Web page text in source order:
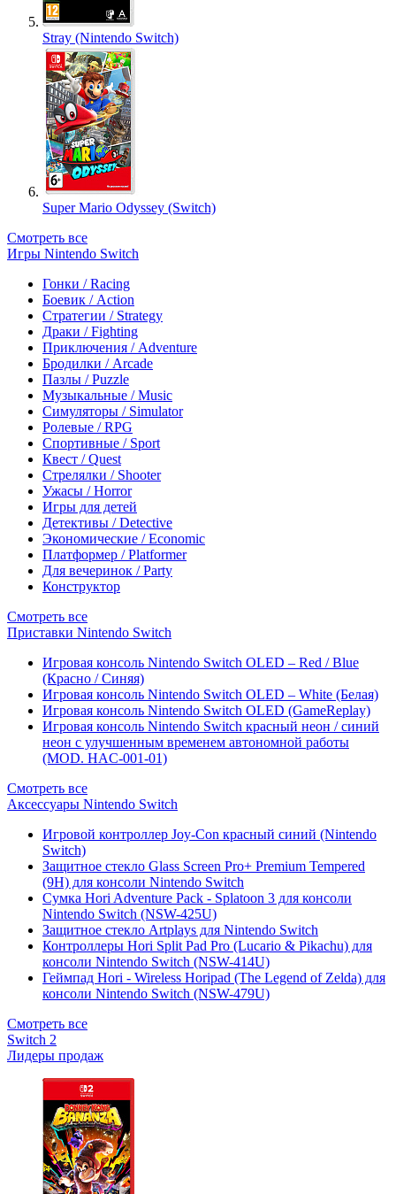
Stray (Nintendo Switch)
Super Mario Odyssey (Switch)
Смотреть все
Игры Nintendo Switch
Гонки / Racing
Боевик / Action
Стратегии / Strategy
Драки / Fighting
Приключения / Adventure
Бродилки / Arcade
Пазлы / Puzzle
Музыкальные / Music
Симуляторы / Simulator
Ролевые / RPG
Спортивные / Sport
Квест / Quest
Стрелялки / Shooter
Ужасы / Horror
Игры для детей
Детективы / Detective
Экономические / Economic
Платформер / Platformer
Для вечеринок / Party
Конструктор
Смотреть все
Приставки Nintendo Switch
Игровая консоль Nintendo Switch OLED – Red / Blue
(Красно / Синяя)
Игровая консоль Nintendo Switch OLED – White (Белая)
Игровая консоль Nintendo Switch OLED (GameReplay)
Игровая консоль Nintendo Switch красный неон / синий
неон с улучшенным временем автономной работы
(MOD. HAC-001-01)
Смотреть все
Аксессуары Nintendo Switch
Игровой контроллер Joy-Con красный синий (Nintendo
Switch)
Защитное стекло Glass Screen Pro+ Premium Tempered
(9H) для консоли Nintendo Switch
Сумка Hori Adventure Pack - Splatoon 3 для консоли
Nintendo Switch (NSW-425U)
Защитное стекло Artplays для Nintendo Switch
Контроллеры Hori Split Pad Pro (Lucario & Pikachu) для
консоли Nintendo Switch (NSW-414U)
Геймпад Hori - Wireless Horipad (The Legend of Zelda) для
консоли Nintendo Switch (NSW-479U)
Смотреть все
Switch 2
Лидеры продаж